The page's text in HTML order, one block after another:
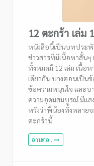
12 ตะกร้า เล่ม
หนังสือนี้เป็นบทประ
ข่าวสารที่มีเนื้อหาสั้นๆ
ทั้งหมดมี 12 เล่ม เนื้อห
เดียวกัน บางตอนเป็น
ข้อความหนุนใจ และบ
ความอุดมสมบูรณ์ มีแส
หวังว่าพี่น้องทั้งหลาย
ตะกร้านี้
อ่านต่อ..